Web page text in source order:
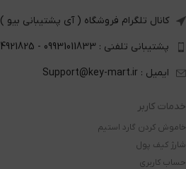
کانال تلگرام فروشگاه ( آی پشتیبانی بیو )
پشتیبانی تلفنی : 09931011833 - 09354921825
ایمیل : Support@key-mart.ir
خدمات کاربر
خاموش کردن گارد استیم
شارژ کیف پول
حساب کاربری